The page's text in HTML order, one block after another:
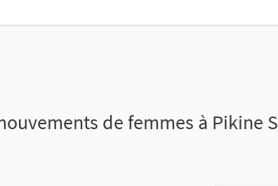
de femmes à Pikine